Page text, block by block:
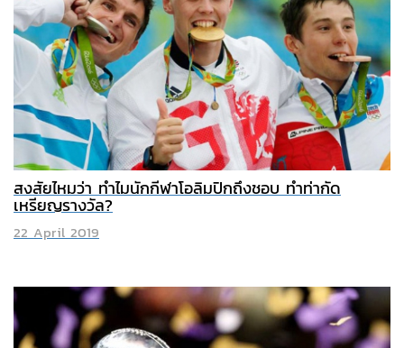
สงสัยไหมว่า ทำไมนักกีฬาโอลิมปิกถึงชอบ ทำท่ากัด
เหรียญรางวัล?
22 April 2019